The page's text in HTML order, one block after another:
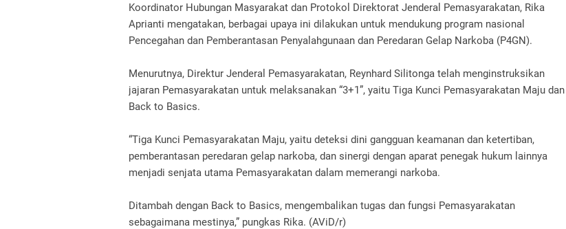
Koordinator Hubungan Masyarakat dan Protokol Direktorat Jenderal Pemasyarakatan, Rika
Aprianti mengatakan, berbagai upaya ini dilakukan untuk mendukung program nasional
Pencegahan dan Pemberantasan Penyalahgunaan dan Peredaran Gelap Narkoba (P4GN).
Menurutnya, Direktur Jenderal Pemasyarakatan, Reynhard Silitonga telah menginstruksikan
jajaran Pemasyarakatan untuk melaksanakan “3+1”, yaitu Tiga Kunci Pemasyarakatan Maju dan
Back to Basics.
“Tiga Kunci Pemasyarakatan Maju, yaitu deteksi dini gangguan keamanan dan ketertiban,
pemberantasan peredaran gelap narkoba, dan sinergi dengan aparat penegak hukum lainnya
menjadi senjata utama Pemasyarakatan dalam memerangi narkoba.
Ditambah dengan Back to Basics, mengembalikan tugas dan fungsi Pemasyarakatan
sebagaimana mestinya,” pungkas Rika. (AViD/r)